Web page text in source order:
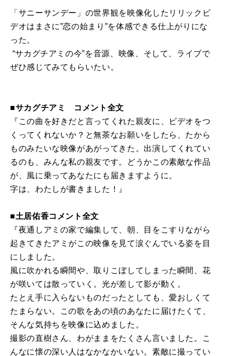
「サニーサンデー」の世界観を映像化したリリックビ
デオはまさに”恋の始まり”を体感できる仕上がりにな
った。
“サカグチアミの今”を音源、映像、そして、ライブで
ぜひ感じてみてもらいたい。
■サカグチアミ コメント全文
『この曲を好きだと言ってくれた親友に、ビデオをつ
くってくれないか？と無茶なお願いをしたら、たから
ものみたいな映像があがってきた。出演してくれてい
るのも、みんな私の親友です。どうかこの素敵な作品
が、風に乗ってあなたにも届きますように。
字は、わたしが書きました！』
■土居佑香コメント全文
『夜通しアミの家で編集して、朝、目をこすりながら
起きてきたアミがこの映像を見て涙ぐんでいる姿を目
にしました。
風に吹かれる瞬間や、取りこぼしてしまった瞬間、花
が咲いては散っていく。光が差して影が動く。
たとえ手に入らないものだったとしても、愛おしくて
たまらない。この歌をあの頃のあなたに届けたくて、
そんな気持ちを映像に込めました。
撮影の直樹さん、わがままをたくさん言いました。こ
んなに懐の深い人はなかなかいない。素敵に撮ってい